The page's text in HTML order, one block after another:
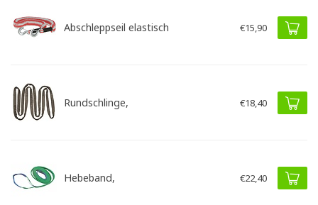
Abschleppseil elastisch €15,90
Rundschlinge, €18,40
Hebeband, €22,40